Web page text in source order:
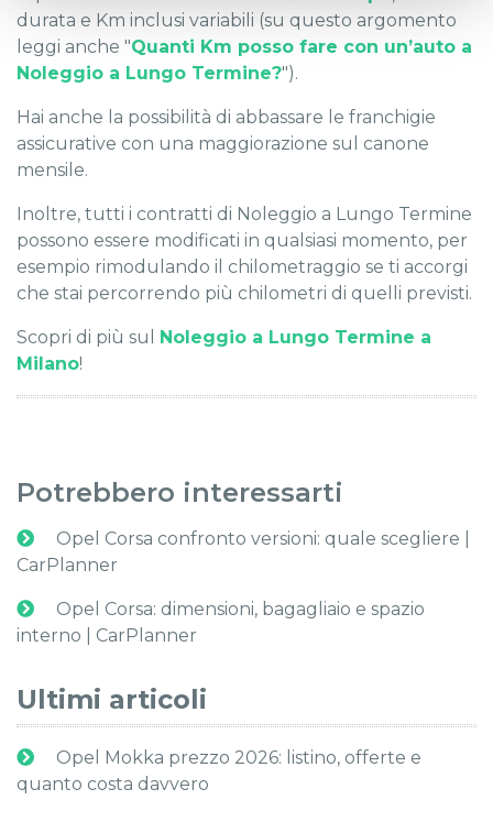
durata e Km inclusi variabili (su questo argomento
leggi anche "Quanti Km posso fare con un’auto a
Noleggio a Lungo Termine?").
Hai anche la possibilità di abbassare le franchigie
assicurative con una maggiorazione sul canone
mensile.
Inoltre, tutti i contratti di Noleggio a Lungo Termine
possono essere modificati in qualsiasi momento, per
esempio rimodulando il chilometraggio se ti accorgi
che stai percorrendo più chilometri di quelli previsti.
Scopri di più sul Noleggio a Lungo Termine a
Milano!
Potrebbero interessarti
Opel Corsa confronto versioni: quale scegliere |
CarPlanner
Opel Corsa: dimensioni, bagagliaio e spazio
interno | CarPlanner
Ultimi articoli
Opel Mokka prezzo 2026: listino, offerte e
quanto costa davvero